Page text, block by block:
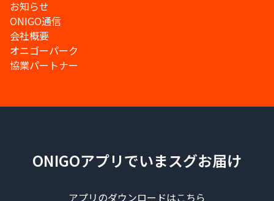
お知らせ
ONIGO通信
会社概要
オニゴーパーク
協業パートナー
ONIGOアプリでいまスグお届け
アプリのダウンロードはこちら